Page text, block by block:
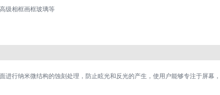
级相框画框玻璃等
进行纳米微结构的蚀刻处理，防止眩光和反光的产生，使用户能够专注于屏幕